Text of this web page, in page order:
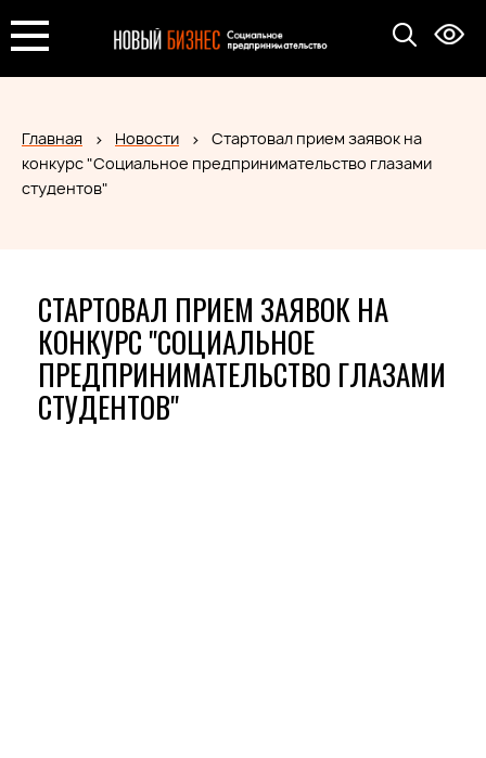
Главная Новости
Стартовал прием заявок на
конкурс "Социальное предпринимательство глазами
студентов"
СТАРТОВАЛ ПРИЕМ ЗАЯВОК НА
КОНКУРС "СОЦИАЛЬНОЕ
ПРЕДПРИНИМАТЕЛЬСТВО ГЛАЗАМИ
СТУДЕНТОВ"